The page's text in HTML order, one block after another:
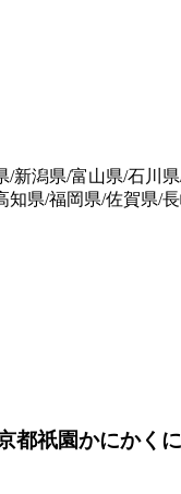
潟県/富山県/石川
県/福岡県/佐賀県/
都祇園かにか